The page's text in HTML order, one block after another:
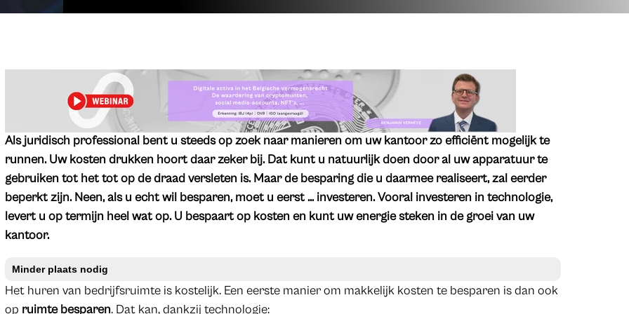
Als juridisch professional bent u steeds op zoek naar manieren om uw kantoor zo efficiënt mogelijk te
runnen. Uw kosten drukken hoort daar zeker bij. Dat kunt u natuurlijk doen door al uw apparatuur te
gebruiken tot het tot op de draad versleten is. Maar de besparing die u daarmee realiseert, zal eerder
beperkt zijn. Neen, als u echt wil besparen, moet u eerst … investeren. Vooral investeren in technologie,
levert u op termijn heel wat op. U bespaart op kosten en kunt uw energie steken in de groei van uw
kantoor.
Minder plaats nodig
Het huren van bedrijfsruimte is kostelijk. Een eerste manier om makkelijk kosten te besparen is dan ook
op ruimte besparen. Dat kan, dankzij technologie: